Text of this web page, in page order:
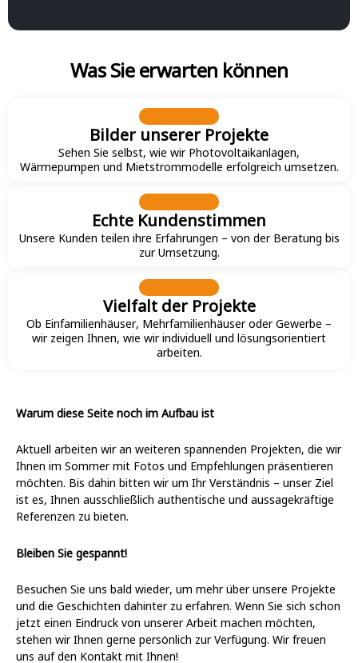
Was Sie erwarten können
Bilder unserer Projekte
Sehen Sie selbst, wie wir Photovoltaikanlagen,
Wärmepumpen und Mietstrommodelle erfolgreich umsetzen.
Echte Kundenstimmen
Unsere Kunden teilen ihre Erfahrungen – von der Beratung bis
zur Umsetzung.
Vielfalt der Projekte
Ob Einfamilienhäuser, Mehrfamilienhäuser oder Gewerbe –
wir zeigen Ihnen, wie wir individuell und lösungsorientiert
arbeiten.
Warum diese Seite noch im Aufbau ist
Aktuell arbeiten wir an weiteren spannenden Projekten, die wir
Ihnen im Sommer mit Fotos und Empfehlungen präsentieren
möchten. Bis dahin bitten wir um Ihr Verständnis – unser Ziel
ist es, Ihnen ausschließlich authentische und aussagekräftige
Referenzen zu bieten.
Bleiben Sie gespannt!
Besuchen Sie uns bald wieder, um mehr über unsere Projekte
und die Geschichten dahinter zu erfahren. Wenn Sie sich schon
jetzt einen Eindruck von unserer Arbeit machen möchten,
stehen wir Ihnen gerne persönlich zur Verfügung. Wir freuen
uns auf den Kontakt mit Ihnen!